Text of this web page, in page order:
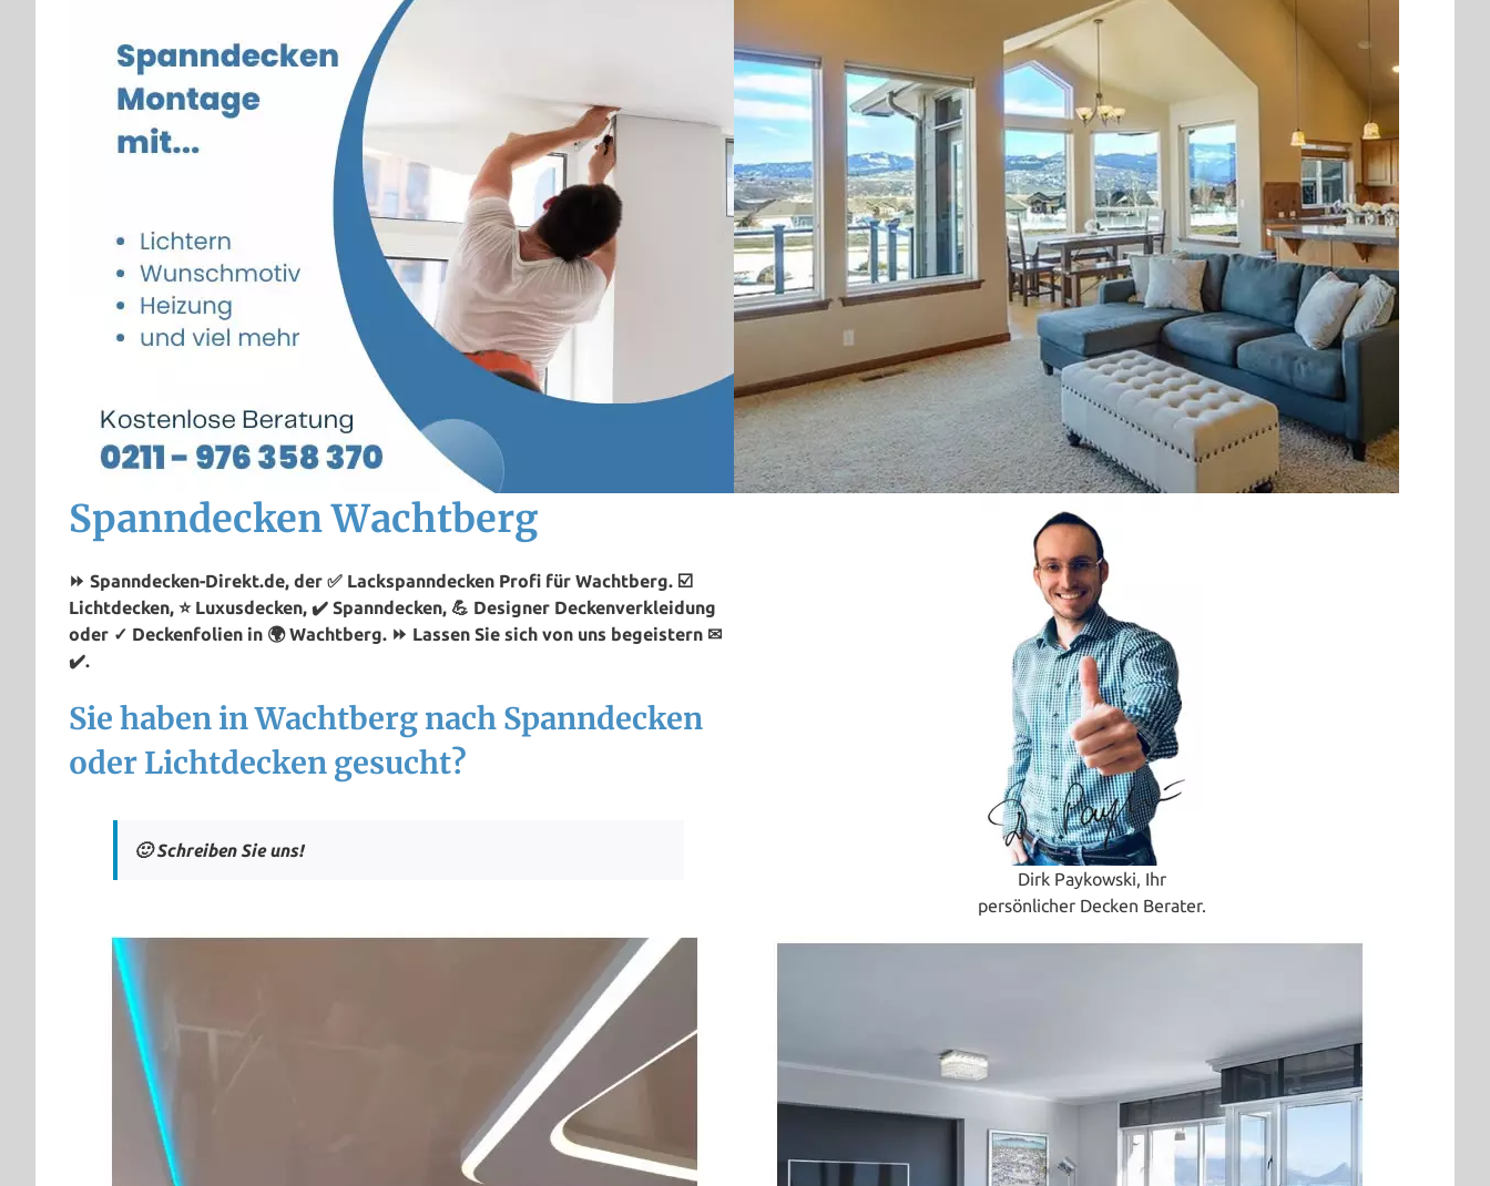
Spanndecken Wachtberg
⏩ Spanndecken-Direkt.de, der ✅ Lackspanndecken Profi für Wachtberg. ☑️
Lichtdecken, ⭐ Luxusdecken, ✔️ Spanndecken, 💪 Designer Deckenverkleidung
oder ✓ Deckenfolien in 🌍 Wachtberg. ⏩ Lassen Sie sich von uns begeistern ✉
✔️.
Sie haben in Wachtberg nach Spanndecken
oder Lichtdecken gesucht?
🙂 Schreiben Sie uns!
Dirk Paykowski, Ihr
persönlicher Decken Berater.